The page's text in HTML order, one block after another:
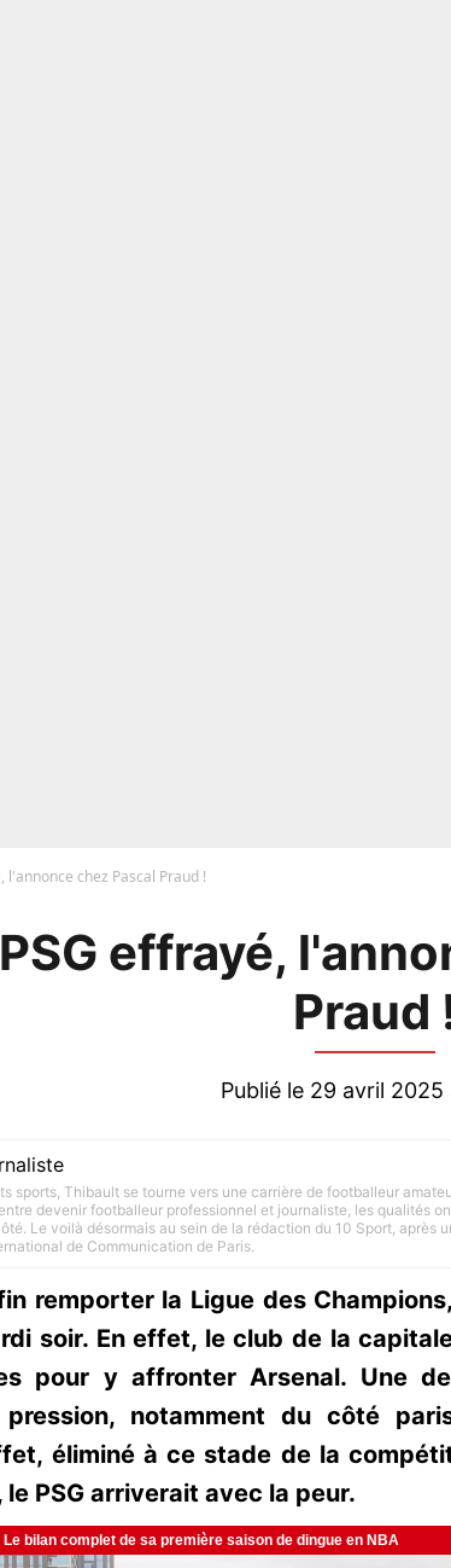
l'annonce chez Pascal Praud !
effrayé,
Praud
Publié le 29 avril 2025
sports, Thibault se tourne vers une carrière de footballeur
devenir footballeur professionnel et journaliste, les qualités
Le voilà désormais au sein de la rédaction du 10 Sport, après
de Communication de Paris.
remporter la Ligue des
soir. En effet, le club de la
pour y affronter Arsenal. Une
notamment du côté
éliminé à ce stade de la
PSG arriverait avec la peur.